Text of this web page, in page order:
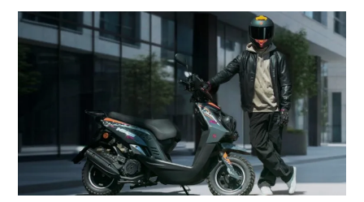
para
rodar
en
invierno:
equipo
térmico
y
mantenimiento
para
tu
moto